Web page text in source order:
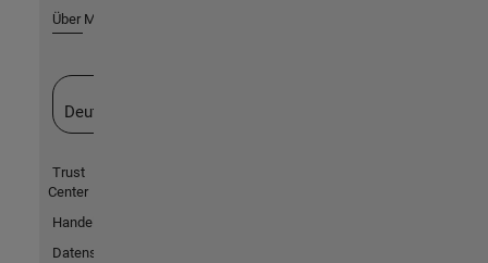
Über MathWorks
Deutschland
Trust
Center
Handelsmarken
Datenschutz-